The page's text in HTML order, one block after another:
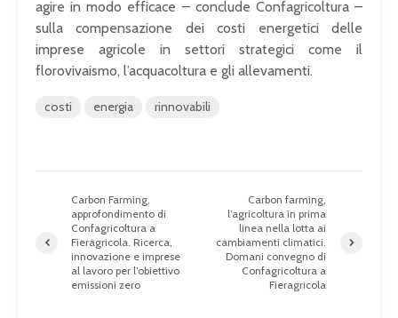
agire in modo efficace – conclude Confagricoltura –
sulla compensazione dei costi energetici delle
imprese agricole in settori strategici come il
florovivaismo, l’acquacoltura e gli allevamenti.
costi energia rinnovabili
Carbon Farming,
approfondimento di
Confagricoltura a
Fieragricola. Ricerca,
innovazione e imprese
al lavoro per l’obiettivo
emissioni zero
Carbon farming,
l’agricoltura in prima
linea nella lotta ai
cambiamenti climatici.
Domani convegno di
Confagricoltura a
Fieragricola